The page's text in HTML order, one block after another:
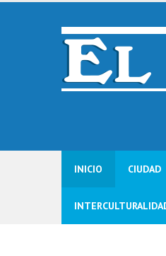
Skip
INICIO CIUDAD